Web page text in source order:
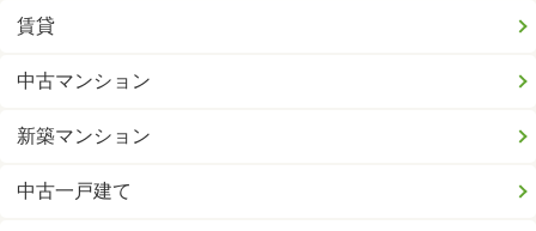
賃貸
中古マンション
新築マンション
中古一戸建て